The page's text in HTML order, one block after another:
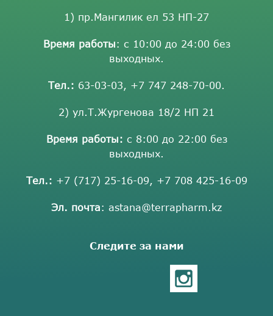
1) пр.Мангилик ел 53 НП-27
Время работы: с 10:00 до 24:00 без
выходных.
Тел.: 63-03-03, +7 747 248-70-00.
2) ул.Т.Жургенова 18/2 НП 21
Время работы: с 8:00 до 22:00 без
выходных.
Тел.: +7 (717) 25-16-09, +7 708 425-16-09
Эл. почта: astana@terrapharm.kz
Следите за нами